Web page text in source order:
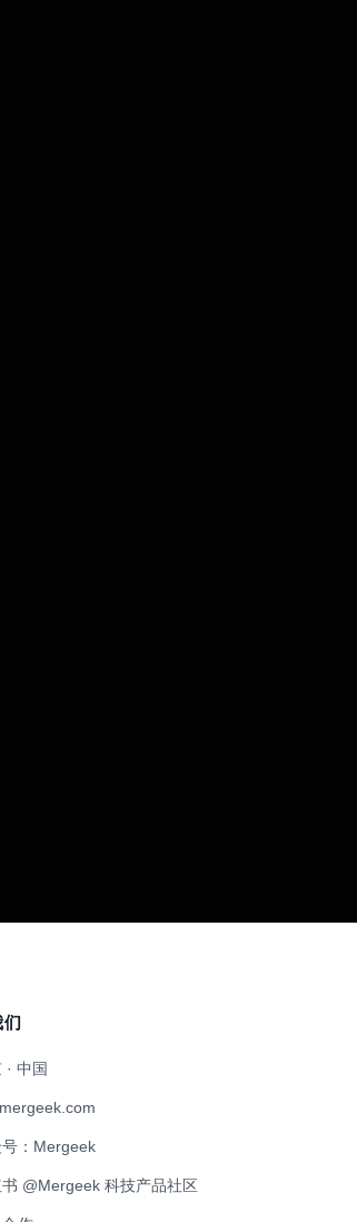
· 中国
：Mergeek
@Mergeek 科技产品社区